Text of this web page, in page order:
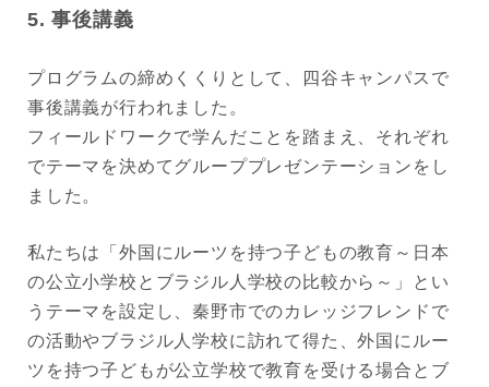
5. 事後講義
プログラムの締めくくりとして、四谷キャンパスで
事後講義が行われました。
フィールドワークで学んだことを踏まえ、それぞれ
でテーマを決めてグループプレゼンテーションをし
ました。
私たちは「外国にルーツを持つ子どもの教育～日本
の公立小学校とブラジル人学校の比較から～」とい
うテーマを設定し、秦野市でのカレッジフレンドで
の活動やブラジル人学校に訪れて得た、外国にルー
ツを持つ子どもが公立学校で教育を受ける場合とブ